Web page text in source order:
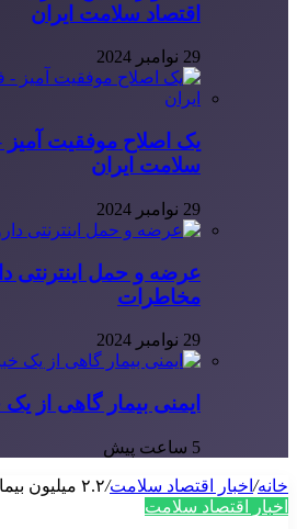
اقتصاد سلامت ایران
29 نوامبر 2024
یک اصلاح موفقیت آمیز
سلامت ایران
29 نوامبر 2024
عرضه و حمل اینترنتی
مخاطرات
29 نوامبر 2024
ایمنی بیمار گاهی از
5 ساعت پیش
خانه/ اخبار اقتصاد سلامت/۲.۲ میلیون بیمار خاص نشان دار شده اند
اخبار اقتصاد سلامت